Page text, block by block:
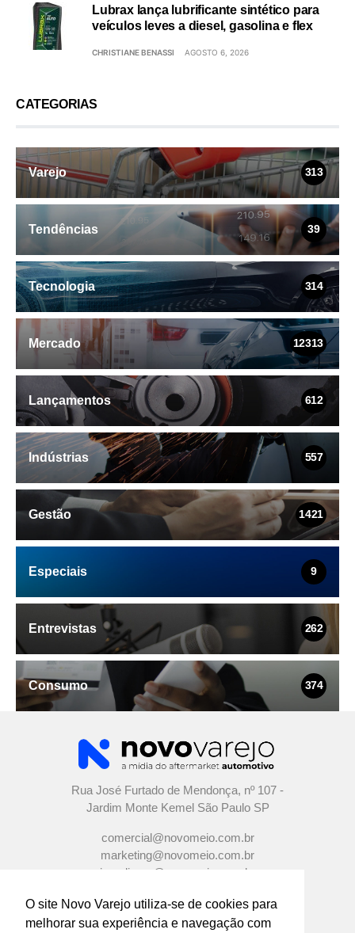
O site Novo Varejo utiliza-se de cookies para
melhorar sua experiência e navegação com
Lubrax lança lubrificante sintético para
veículos leves a diesel, gasolina e flex
CHRISTIANE BENASSI AGOSTO 6, 2026
CATEGORIAS
Varejo 313
Tendências 39
Tecnologia 314
Mercado 12313
Lançamentos 612
Indústrias 557
Gestão 1421
Especiais 9
Entrevistas 262
Consumo 374
Rua José Furtado de Mendonça, nº 107 -
Jardim Monte Kemel São Paulo SP
comercial@novomeio.com.br
marketing@novomeio.com.br
jornalismo@novomeio.com.br